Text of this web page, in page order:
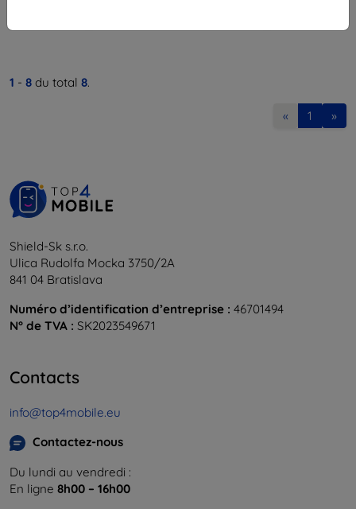
1 - 8 du total 8.
« 1 »
Shield-Sk s.r.o.
Ulica Rudolfa Mocka 3750/2A
841 04 Bratislava
Numéro d’identification d’entreprise : 46701494
N° de TVA : SK2023549671
Contacts
info@top4mobile.eu
Contactez-nous
Du lundi au vendredi :
En ligne 8h00 – 16h00